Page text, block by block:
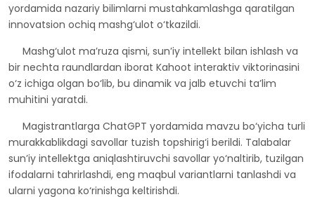
yordamida nazariy bilimlarni mustahkamlashga qaratilgan
innovatsion ochiq mashg‘ulot o‘tkazildi.
Mashg‘ulot ma’ruza qismi, sun’iy intellekt bilan ishlash va
bir nechta raundlardan iborat Kahoot interaktiv viktorinasini
o‘z ichiga olgan bo‘lib, bu dinamik va jalb etuvchi ta’lim
muhitini yaratdi.
Magistrantlarga ChatGPT yordamida mavzu bo‘yicha turli
murakkablikdagi savollar tuzish topshirig‘i berildi. Talabalar
sun’iy intellektga aniqlashtiruvchi savollar yo‘naltirib, tuzilgan
ifodalarni tahrirlashdi, eng maqbul variantlarni tanlashdi va
ularni yagona ko‘rinishga keltirishdi.